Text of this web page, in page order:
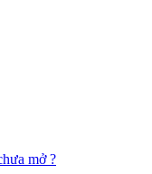
mở ?